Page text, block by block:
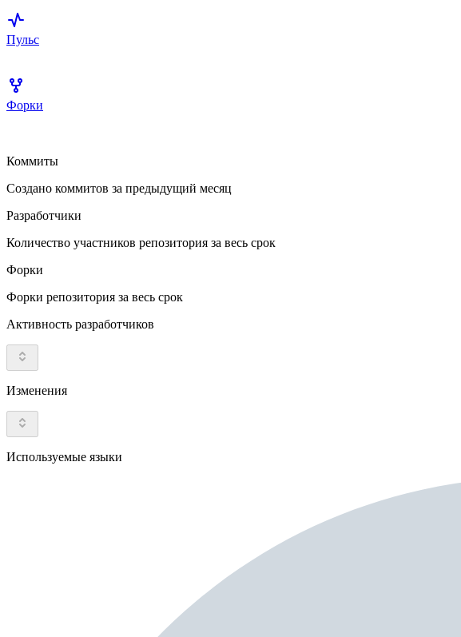
Пульс
Форки
Коммиты
Создано коммитов за предыдущий месяц
Разработчики
Количество участников репозитория за весь срок
Форки
Форки репозитория за весь срок
Активность разработчиков
Изменения
Используемые языки